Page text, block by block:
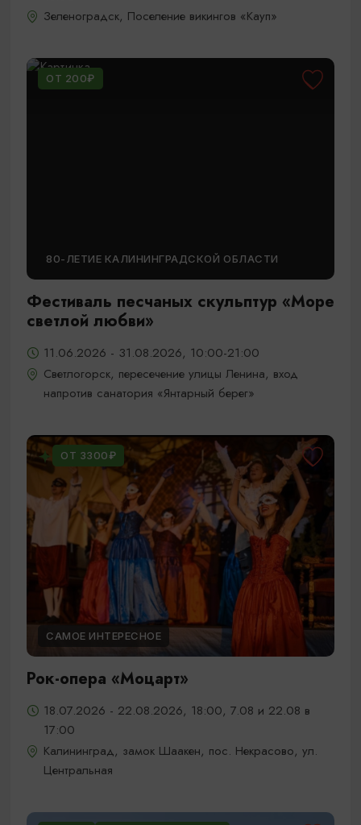
Зеленоградск, Поселение викингов «Кауп»
ОТ 200₽
80-ЛЕТИЕ КАЛИНИНГРАДСКОЙ ОБЛАСТИ
Фестиваль песчаных скульптур «Море
светлой любви»
11.06.2026 - 31.08.2026, 10:00-21:00
Светлогорск, пересечение улицы Ленина, вход
напротив санатория «Янтарный берег»
ОТ 3300₽
САМОЕ ИНТЕРЕСНОЕ
Рок-опера «Моцарт»
18.07.2026 - 22.08.2026, 18:00, 7.08 и 22.08 в
17:00
Калининград, замок Шаакен, пос. Некрасово, ул.
Центральная